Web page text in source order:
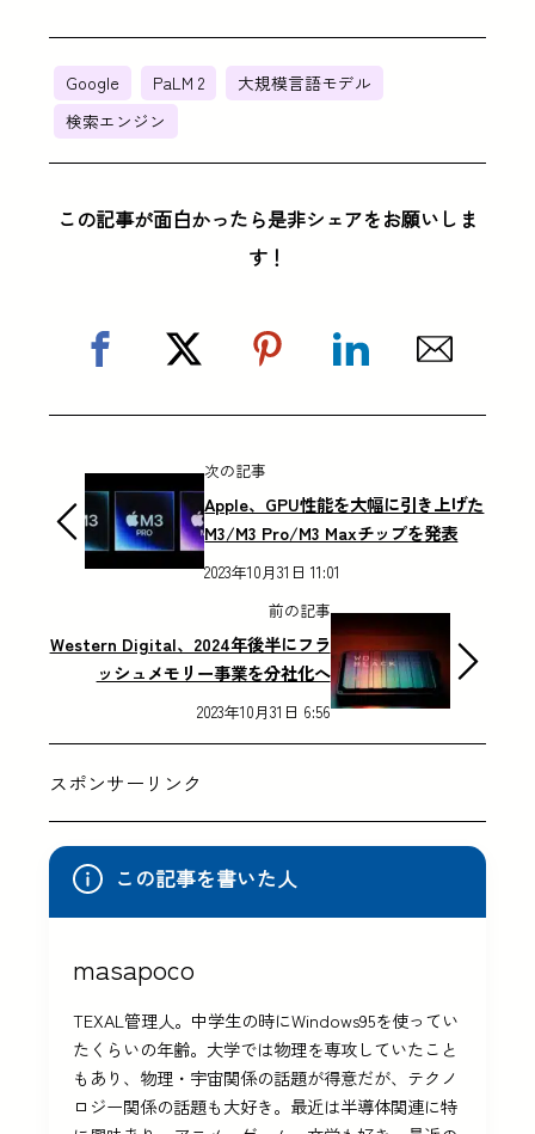
Google PaLM 2
大規模言語モデル
検索エンジン
この記事が面白かったら是非シェアをお願いしま
す！
次の記事
Apple、GPU性能を大幅に引き上げた
M3/M3 Pro/M3 Maxチップを発表
2023年10月31日 11:01
前の記事
Western Digital、2024年後半にフラ
ッシュメモリー事業を分社化へ
2023年10月31日 6:56
スポンサーリンク
この記事を書いた人
masapoco
TEXAL管理人。中学生の時にWindows95を使ってい
たくらいの年齢。大学では物理を専攻していたこと
もあり、物理・宇宙関係の話題が得意だが、テクノ
ロジー関係の話題も大好き。最近は半導体関連に特